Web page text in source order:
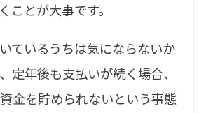
ことが大事です。
ているうちは気にならないか
定年後も支払いが続く場合、
金を貯められないという事態